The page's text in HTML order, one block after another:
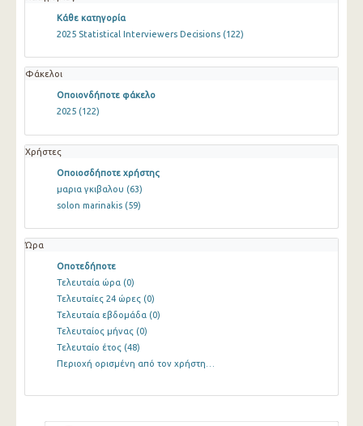
Κάθε κατηγορία
2025 Statistical Interviewers Decisions (122)
Φάκελοι
Οποιονδήποτε φάκελο
2025 (122)
Χρήστες
Οποιοσδήποτε χρήστης
μαρια γκιβαλου (63)
solon marinakis (59)
Ώρα
Οποτεδήποτε
Τελευταία ώρα (0)
Τελευταίες 24 ώρες (0)
Τελευταία εβδομάδα (0)
Τελευταίος μήνας (0)
Τελευταίο έτος (48)
Περιοχή ορισμένη από τον χρήστη…